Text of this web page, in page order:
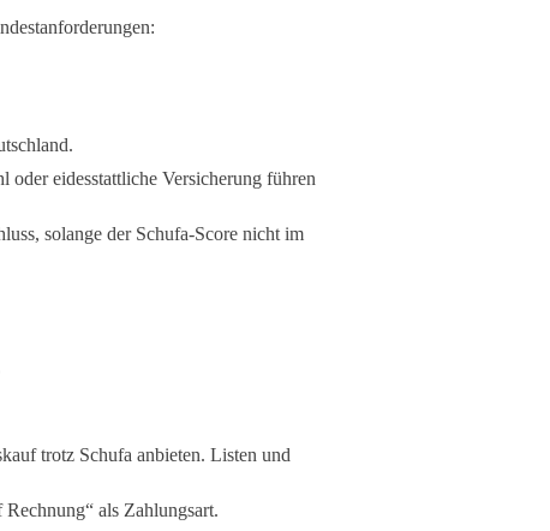
oder eidesstattliche Versicherung führen
solange der Schufa-Score nicht im
trotz Schufa anbieten. Listen und
als Zahlungsart.